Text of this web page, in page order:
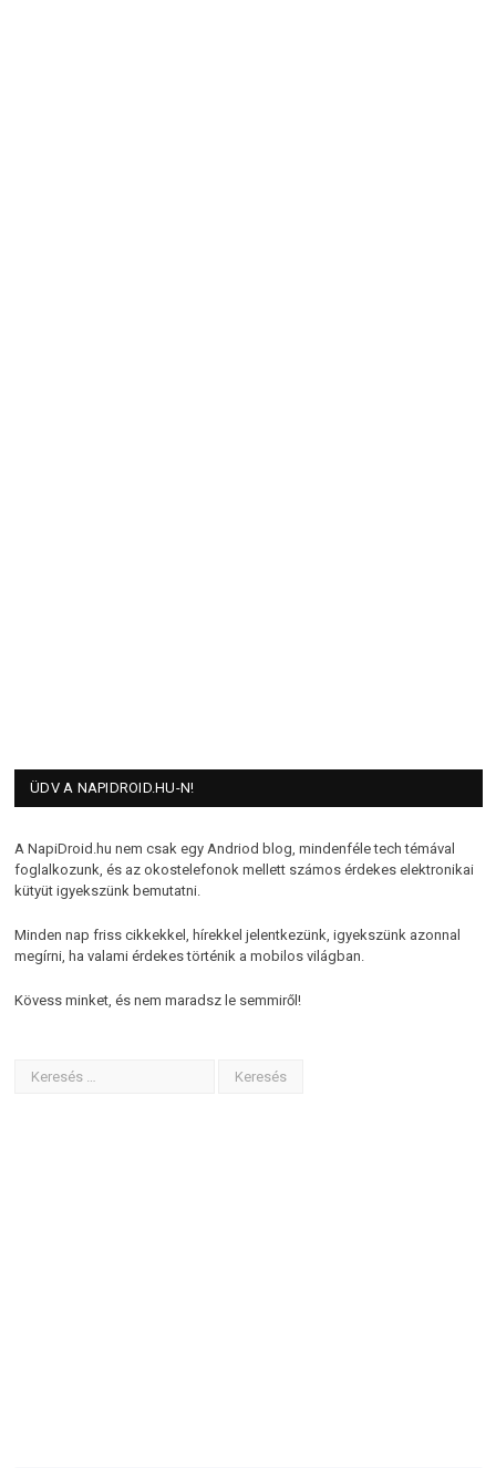
ÜDV A NAPIDROID.HU-N!
A NapiDroid.hu nem csak egy Andriod blog, mindenféle tech témával
foglalkozunk, és az okostelefonok mellett számos érdekes elektronikai
kütyüt igyekszünk bemutatni.
Minden nap friss cikkekkel, hírekkel jelentkezünk, igyekszünk azonnal
megírni, ha valami érdekes történik a mobilos világban.
Kövess minket, és nem maradsz le semmiről!